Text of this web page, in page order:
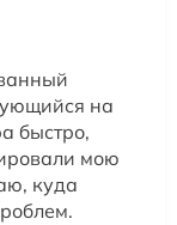
на
быстро,
мою
куда